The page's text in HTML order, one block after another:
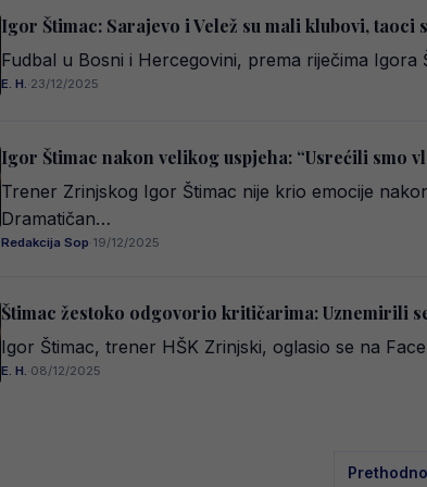
Igor Štimac: Sarajevo i Velež su mali klubovi, taoci
Fudbal u Bosni i Hercegovini, prema riječima
E. H.·23/12/2025
Igor Štimac nakon velikog uspjeha: “Usrećili smo
Trener Zrinjskog Igor Štimac nije krio emocije
Dramatičan…
Redakcija Sop·19/12/2025
Štimac žestoko odgovorio kritičarima: Uznemirili
Igor Štimac, trener HŠK Zrinjski, oglasio se na
E. H.·08/12/2025
Posts
Prethodno